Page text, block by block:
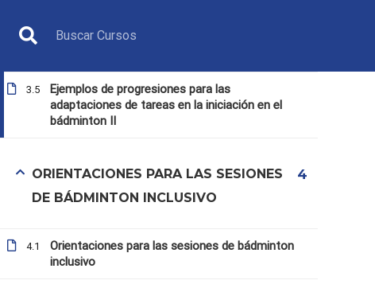
3.4
adaptaciones de tareas en la iniciación en el
3.5
Ejemplos de progresiones para las
adaptaciones de tareas en la iniciación en el
bádminton II
ORIENTACIONES PARA LAS SESIONES
DE BÁDMINTON INCLUSIVO
4
4.1
Orientaciones para las sesiones de bádminton
inclusivo